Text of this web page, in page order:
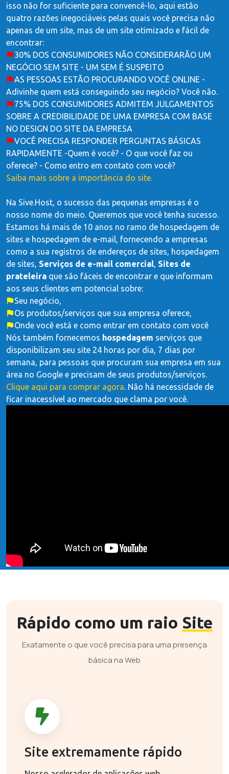
isso não for suficiente para convencê-lo, aqui estão
quatro razões inegociáveis ​​pelas quais você precisa não
apenas de um site, mas de um site otimizado e fácil de
encontrar:
30% DOS CONSUMIDORES NÃO CONSIDERARÃO UM
NEGÓCIO SEM SITE - UM SEM É SUSPEITO
AS PESSOAS ESTÃO PROCURANDO VOCÊ ONLINE -
Adivinhe quem está conseguindo seu negócio? Você não.
75% DOS CONSUMIDORES ADMITEM JULGAMENTOS
SOBRE A CREDIBILIDADE DE UMA EMPRESA COM BASE
NO DESIGN DO SITE DA EMPRESA
VOCÊ PRECISA RESPONDER PERGUNTAS BÁSICAS
RAPIDAMENTE -Quem é você? - O que você faz ou
oferece? - Como entro em contato com você?
Saiba mais sobre a importância do site.
Na Sive.Host, o sucesso das pequenas empresas é o
nosso nome do meio. Queremos que você tenha sucesso.
Estamos há mais de 10 anos no ramo de hospedagem de
sites e hospedagem de e-mail, fornecendo a empresas
como a sua registros de endereços de sites, hospedagem
de sites, Serviços de e-mail comercial, Sites de
prateleira que são fáceis de encontrar e que informam
aos seus clientes em potencial sobre:
Seu negócio,
Os produtos/serviços que sua empresa oferece,
Onde você está e como entrar em contato com você
Nós também fornecemos hospedagem serviços que
disponibilizam seu site 24 horas por dia, 7 dias por
semana, para pessoas que procuram sua empresa em sua
área no Google e precisam de seus produtos/serviços.
Clique aqui para comprar agora. Não há necessidade de
ficar inacessível ao mercado que clama por você.
Rápido como um raio Site
Exatamente o que você precisa para uma presença
básica na Web
Site extremamente rápido